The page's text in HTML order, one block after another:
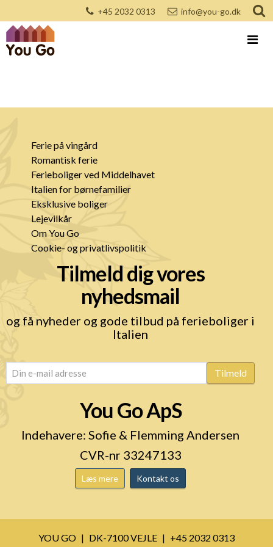
+45 2032 0313 info@you-go.dk
Ferie på vingård
Romantisk ferie
Ferieboliger ved Middelhavet
Italien for børnefamilier
Eksklusive boliger
Lejevilkår
Om You Go
Cookie- og privatlivspolitik
Tilmeld dig vores
nyhedsmail
og få nyheder og gode tilbud på ferieboliger i
Italien
email (Påkrævet) Tilmeld
You Go ApS
Indehavere: Sofie & Flemming Andersen
CVR-nr 33247133
Læs mere Kontakt os
YOU GO DK-7100 VEJLE
+45 2032 0313